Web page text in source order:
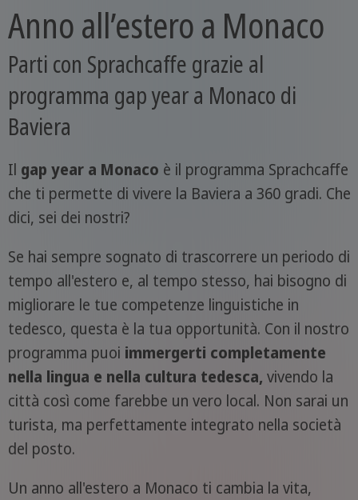
Anno all’estero a Monaco
Parti con Sprachcaffe grazie al
programma gap year a Monaco di
Baviera
Il gap year a Monaco è il programma Sprachcaffe
che ti permette di vivere la Baviera a 360 gradi. Che
dici, sei dei nostri?
Se hai sempre sognato di trascorrere un periodo di
tempo all'estero e, al tempo stesso, hai bisogno di
migliorare le tue competenze linguistiche in
tedesco, questa è la tua opportunità. Con il nostro
programma puoi immergerti completamente
nella lingua e nella cultura tedesca, vivendo la
città così come farebbe un vero local. Non sarai un
turista, ma perfettamente integrato nella società
del posto.
Un anno all'estero a Monaco ti cambia la vita,